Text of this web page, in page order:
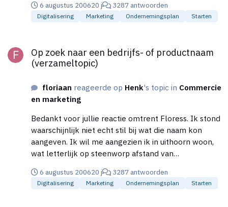
groot start budget nodig heb? wij hebben thuis in
eerste instantie de belangrijkste benodigdheden.
6 augustus 200620 j 3287 antwoorden
Digitalisering Marketing Ondernemingsplan Starten
Op zoek naar een bedrijfs- of productnaam
(verzameltopic)
floriaan reageerde op Henk's topic in Commercie
en marketing
Bedankt voor jullie reactie omtrent Floress. Ik stond
waarschijnlijk niet echt stil bij wat die naam kon
aangeven. Ik wil me aangezien ik in uithoorn woon,
wat letterlijk op steenworp afstand van
richten. Maar ik wil me met het totaal plaatje
bezighouden. Dat houdt dus in dat ik me ook wil
6 augustus 200620 j 3287 antwoorden
Digitalisering Marketing Ondernemingsplan Starten